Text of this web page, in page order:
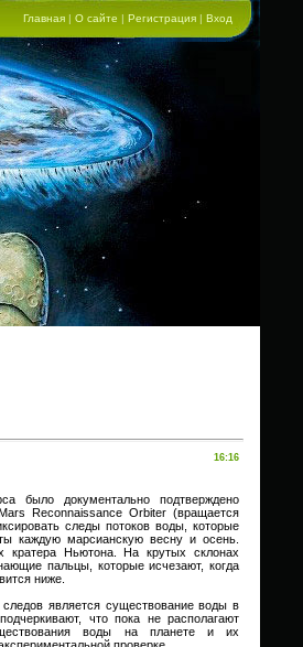
Главная | О сайте | Регистрация | Вход
16:16
было документально подтверждено
Reconnaissance Orbiter (вращается
следы потоков воды, которые
каждую марсианскую весну и осень.
кратера Ньютона. На крутых склонах
пальцы, которые исчезают, когда
ниже.
является существование воды в
что пока не располагают
воды на планете и их